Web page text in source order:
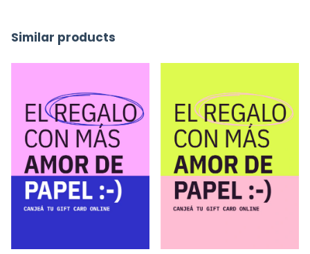
Similar products